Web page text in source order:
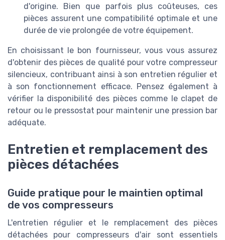
d'origine. Bien que parfois plus coûteuses, ces
pièces assurent une compatibilité optimale et une
durée de vie prolongée de votre équipement.
En choisissant le bon fournisseur, vous vous assurez
d'obtenir des pièces de qualité pour votre compresseur
silencieux, contribuant ainsi à son entretien régulier et
à son fonctionnement efficace. Pensez également à
vérifier la disponibilité des pièces comme le clapet de
retour ou le pressostat pour maintenir une pression bar
adéquate.
Entretien et remplacement des
pièces détachées
Guide pratique pour le maintien optimal
de vos compresseurs
L'entretien régulier et le remplacement des pièces
détachées pour compresseurs d'air sont essentiels